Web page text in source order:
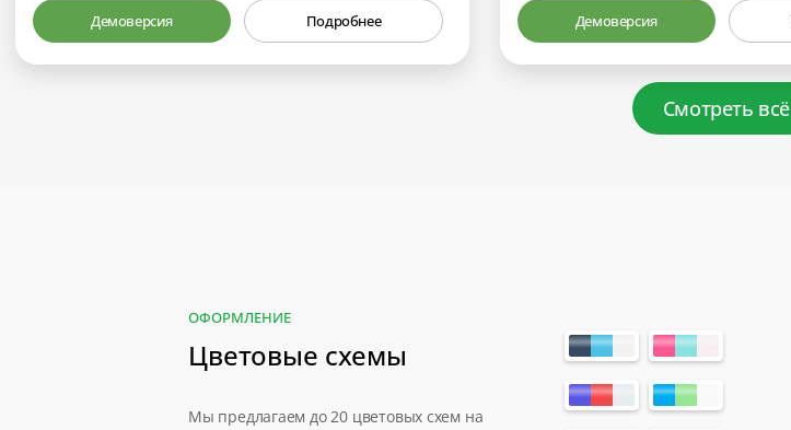
Демоверсия Подробнее Демоверсия
Смотреть всё
ОФОРМЛЕНИЕ
Цветовые схемы
Мы предлагаем до 20 цветовых схем на